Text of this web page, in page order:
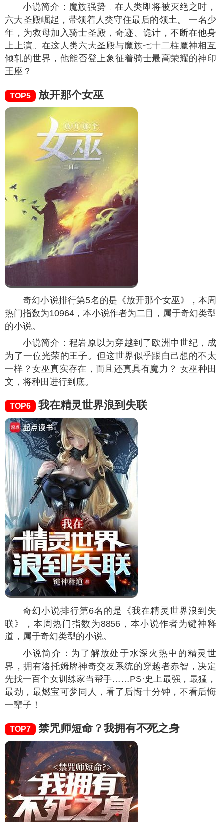
小说简介：魔族强势，在人类即将被灭绝之时，
六大圣殿崛起，带领着人类守住最后的领土。 一名少
年，为救母加入骑士圣殿，奇迹、诡计，不断在他身
上上演。在这人类六大圣殿与魔族七十二柱魔神相互
倾轧的世界，他能否登上象征着骑士最高荣耀的神印
王座？
TOP5 放开那个女巫
奇幻小说排行第5名的是《放开那个女巫》，本周
热门指数为10964 ，本小说作者为二目，属于奇幻类型
的小说。
小说简介：程岩原以为穿越到了欧洲中世纪，成
为了一位光荣的王子。但这世界似乎跟自己想的不太
一样？女巫真实存在，而且还真具有魔力？ 女巫种田
文，将种田进行到底。
TOP6 我在精灵世界浪到失联
奇幻小说排行第6名的是《我在精灵世界浪到失
联》，本周热门指数为8856 ，本小说作者为键神释
道，属于奇幻类型的小说。
小说简介：为了解放处于水深火热中的精灵世
界，拥有洛托姆牌神奇交友系统的穿越者赤智，决定
先找一百个女训练家当帮手……PS·史上最强，最猛，
最劲，最燃宝可梦同人，看了后悔十分钟，不看后悔
一辈子！
TOP7 禁咒师短命？我拥有不死之身